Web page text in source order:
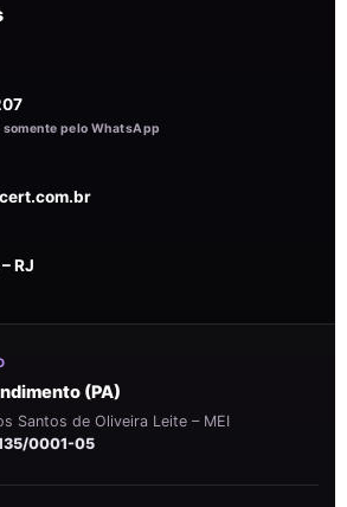
somente pelo WhatsApp
RJ
(PA)
Santos de Oliveira Leite – MEI
0001-05